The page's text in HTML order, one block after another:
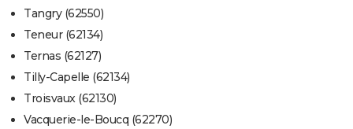
Tangry (62550)
Teneur (62134)
Ternas (62127)
Tilly-Capelle (62134)
Troisvaux (62130)
Vacquerie-le-Boucq (62270)